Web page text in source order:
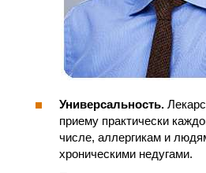
Универсальность.
приему практически
числе, аллергикам и
хроническими недугами.